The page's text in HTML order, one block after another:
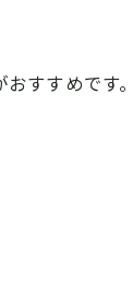
すすめです